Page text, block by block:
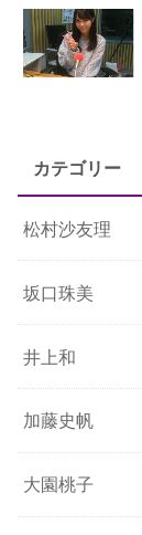
カテゴリー
松村沙友理
坂口珠美
井上和
加藤史帆
大園桃子